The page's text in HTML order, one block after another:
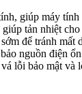
giúp máy tính
tản nhiệt
để tránh mất
nguồn điện
lỗi bảo mật và